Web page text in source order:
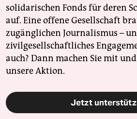
solidarischen Fonds für deren
auf. Eine offene Gesellschaft
zugänglichen Journalismus –
zivilgesellschaftliches
auch? Dann machen Sie mit
unsere Aktion.
Jetzt